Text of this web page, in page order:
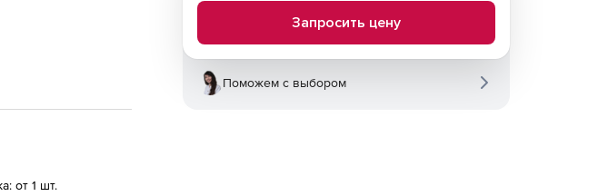
от 1 шт.
Запросить цену
Поможем с выбором